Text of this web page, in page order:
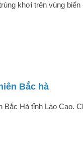
khơi trên vùng
Bắc hà
Bắc Hà tỉnh Lào Cao.